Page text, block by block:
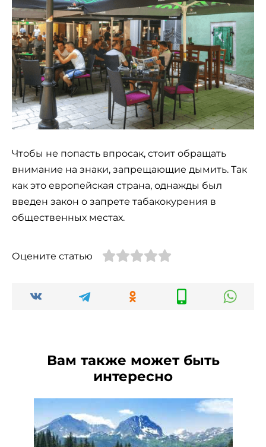
Чтобы не попасть впросак, стоит обращать
внимание на знаки, запрещающие дымить. Так
как это европейская страна, однажды был
введен закон о запрете табакокурения в
общественных местах.
Оцените статью
Вам также может быть
интересно